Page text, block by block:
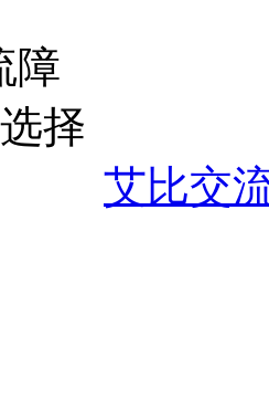
艾比交